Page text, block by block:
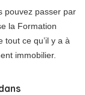
pouvez passer par
la Formation
tout ce qu’il y a à
immobilier.